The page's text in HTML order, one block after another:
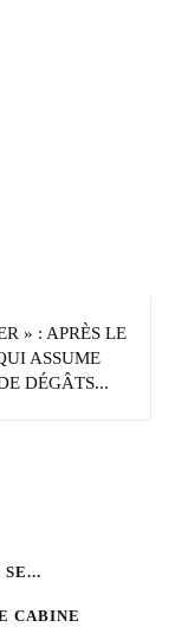
» : APRÈS LE
ASSUME
DÉGÂTS...
CABINE